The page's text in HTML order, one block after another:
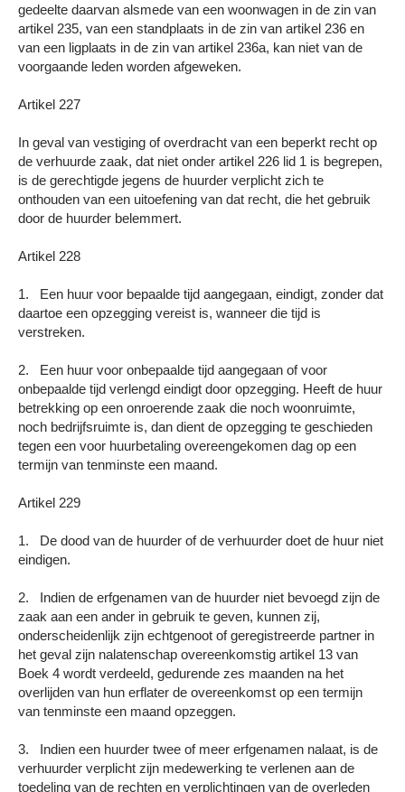
gedeelte daarvan alsmede van een woonwagen in de zin van
artikel 235, van een standplaats in de zin van artikel 236 en
van een ligplaats in de zin van artikel 236a, kan niet van de
voorgaande leden worden afgeweken.
Artikel 227
In geval van vestiging of overdracht van een beperkt recht op
de verhuurde zaak, dat niet onder artikel 226 lid 1 is begrepen,
is de gerechtigde jegens de huurder verplicht zich te
onthouden van een uitoefening van dat recht, die het gebruik
door de huurder belemmert.
Artikel 228
1. Een huur voor bepaalde tijd aangegaan, eindigt, zonder dat
daartoe een opzegging vereist is, wanneer die tijd is
verstreken.
2. Een huur voor onbepaalde tijd aangegaan of voor
onbepaalde tijd verlengd eindigt door opzegging. Heeft de huur
betrekking op een onroerende zaak die noch woonruimte,
noch bedrijfsruimte is, dan dient de opzegging te geschieden
tegen een voor huurbetaling overeengekomen dag op een
termijn van tenminste een maand.
Artikel 229
1. De dood van de huurder of de verhuurder doet de huur niet
eindigen.
2. Indien de erfgenamen van de huurder niet bevoegd zijn de
zaak aan een ander in gebruik te geven, kunnen zij,
onderscheidenlijk zijn echtgenoot of geregistreerde partner in
het geval zijn nalatenschap overeenkomstig artikel 13 van
Boek 4 wordt verdeeld, gedurende zes maanden na het
overlijden van hun erflater de overeenkomst op een termijn
van tenminste een maand opzeggen.
3. Indien een huurder twee of meer erfgenamen nalaat, is de
verhuurder verplicht zijn medewerking te verlenen aan de
toedeling van de rechten en verplichtingen van de overleden